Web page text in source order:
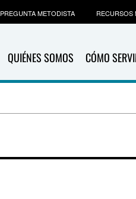
QUIÉNES SOMOS CÓMO
METODISTA RECURSOS